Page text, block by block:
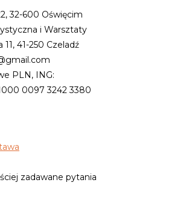
32-600 Oświęcim
i Warsztaty
41-250 Czeladź
PLN, ING:
0097 3242 3380
zadawane pytania